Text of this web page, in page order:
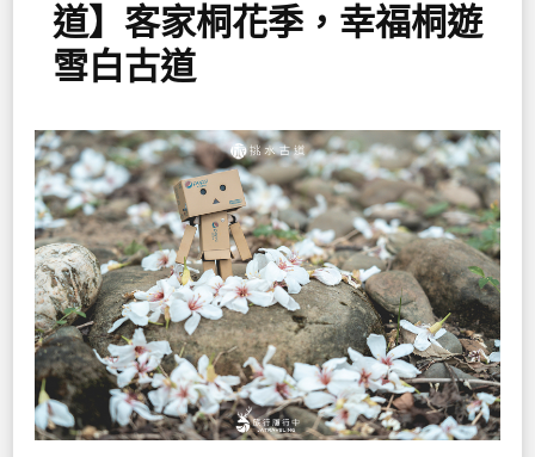
道】客家桐花季，幸福桐遊
雪白古道